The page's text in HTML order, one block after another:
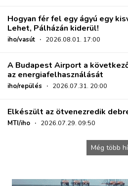
Hogyan fér fel egy ágyú egy
Lehet, Pálházán kiderül!
iho/vasút · 2026.08.01. 17:00
A Budapest Airport a
az energiafelhasználását
iho/repülés · 2026.07.31. 20:00
Elkészült az ötvenezredik
MTI/iho · 2026.07.29. 09:50
Még több